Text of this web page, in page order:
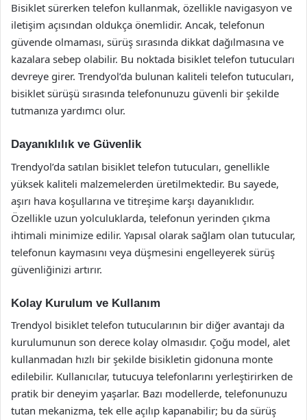
Bisiklet sürerken telefon kullanmak, özellikle navigasyon ve
iletişim açısından oldukça önemlidir. Ancak, telefonun
güvende olmaması, sürüş sırasında dikkat dağılmasına ve
kazalara sebep olabilir. Bu noktada bisiklet telefon tutucuları
devreye girer. Trendyol’da bulunan kaliteli telefon tutucuları,
bisiklet sürüşü sırasında telefonunuzu güvenli bir şekilde
tutmanıza yardımcı olur.
Dayanıklılık ve Güvenlik
Trendyol’da satılan bisiklet telefon tutucuları, genellikle
yüksek kaliteli malzemelerden üretilmektedir. Bu sayede,
aşırı hava koşullarına ve titreşime karşı dayanıklıdır.
Özellikle uzun yolculuklarda, telefonun yerinden çıkma
ihtimali minimize edilir. Yapısal olarak sağlam olan tutucular,
telefonun kaymasını veya düşmesini engelleyerek sürüş
güvenliğinizi artırır.
Kolay Kurulum ve Kullanım
Trendyol bisiklet telefon tutucularının bir diğer avantajı da
kurulumunun son derece kolay olmasıdır. Çoğu model, alet
kullanmadan hızlı bir şekilde bisikletin gidonuna monte
edilebilir. Kullanıcılar, tutucuya telefonlarını yerleştirirken de
pratik bir deneyim yaşarlar. Bazı modellerde, telefonunuzu
tutan mekanizma, tek elle açılıp kapanabilir; bu da sürüş